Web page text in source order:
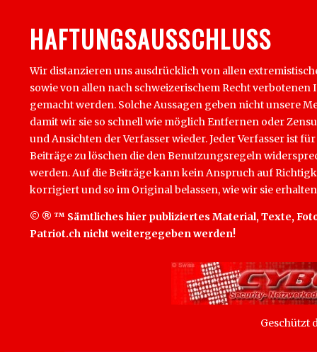
HAFTUNGSAUSSCHLUSS
Wir distanzieren uns ausdrücklich von allen
sowie von allen nach schweizerischem Recht
gemacht werden. Solche Aussagen geben nicht unsere
damit wir sie so schnell wie möglich Entfernen oder
und Ansichten der Verfasser wieder. Jeder Verfasser ist
Beiträge zu löschen die den Benutzungsregeln
werden. Auf die Beiträge kann kein Anspruch auf
korrigiert und so im Original belassen, wie wir sie
© ® ™ Sämtliches hier publiziertes Material, Texte,
Patriot.ch nicht weitergegeben werden!
Geschützt